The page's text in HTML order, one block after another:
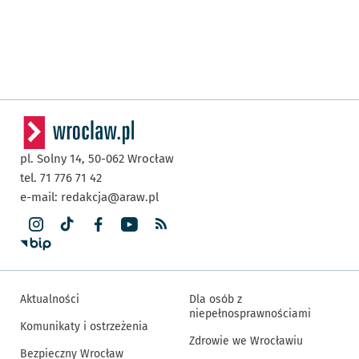
pl. Solny 14, 50-062 Wrocław
tel. 71 776 71 42
e-mail: redakcja@araw.pl
Aktualności
Komunikaty i ostrzeżenia
Bezpieczny Wrocław
Dla osób z
niepełnosprawnościami
Zdrowie we Wrocławiu